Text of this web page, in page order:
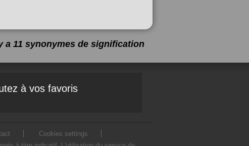
a 11 synonymes de signification
à vos favoris
Cookies settings